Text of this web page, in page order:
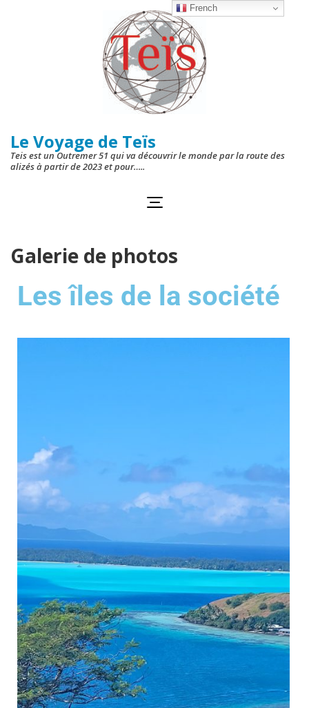
Le Voyage de Teïs
Teis est un Outremer 51 qui va découvrir le monde par la route des
alizés à partir de 2023 et pour…..
Galerie de photos
Les îles de la société
French